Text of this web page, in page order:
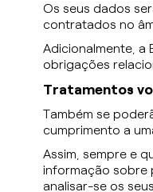
Os seus dados
contratados no
Adicionalmente, a
obrigações
Tratamentos
Também se
cumprimento a
Assim, sempre e
informação sobre
analisar-se os